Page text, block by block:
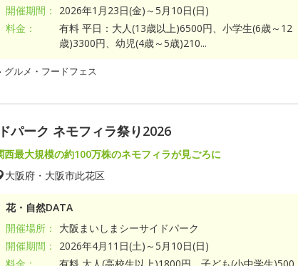
開催期間：
2026年1月23日(金)～5月10日(日)
料金：
有料 平日：大人(13歳以上)6500円、小学生(6歳～12
歳)3300円、幼児(4歳～5歳)210...
グルメ・フードフェス
パーク ネモフィラ祭り2026
西最大規模の約100万株のネモフィラが見ごろに
大阪府・大阪市此花区
花・自然DATA
開催場所：
大阪まいしまシーサイドパーク
開催期間：
2026年4月11日(土)～5月10日(日)